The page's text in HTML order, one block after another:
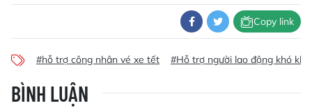
Copy link
#hỗ trợ công nhân vé xe tết #Hỗ trợ người lao động khó
BÌNH LUẬN